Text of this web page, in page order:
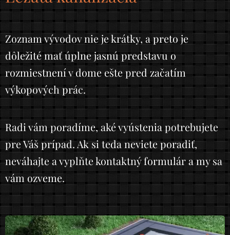
Zoznam vývodov nie je krátky, a preto je
dôležité mať úplne jasnú predstavu o
rozmiestnení v dome ešte pred začatím
výkopových prác.
Radi vám poradíme, aké vyústenia potrebujete
pre Váš prípad. Ak si teda neviete poradiť,
neváhajte a vyplňte kontaktný formulár a my sa
vám ozveme.